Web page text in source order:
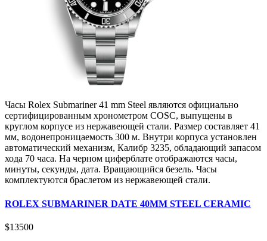
Часы Rolex Submariner 41 mm Steel являются официально
сертифицированным хронометром COSC, выпущены в
круглом корпусе из нержавеющей стали. Размер составляет 41
мм, водонепроницаемость 300 м. Внутри корпуса установлен
автоматический механизм, Калибр 3235, обладающий запасом
хода 70 часа. На черном циферблате отображаются часы,
минуты, секунды, дата. Вращающийся безель. Часы
комплектуются браслетом из нержавеющей стали.
ROLEX SUBMARINER DATE 40MM STEEL CERAMIC
$13500